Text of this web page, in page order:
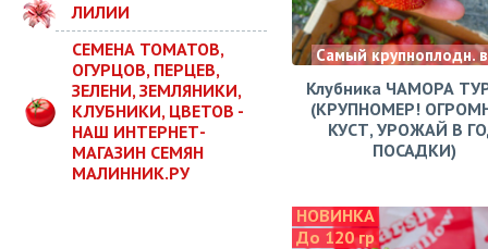
ЛИЛИИ
СЕМЕНА ТОМАТОВ,
ОГУРЦОВ, ПЕРЦЕВ,
ЗЕЛЕНИ, ЗЕМЛЯНИКИ,
КЛУБНИКИ, ЦВЕТОВ -
НАШ ИНТЕРНЕТ-
МАГАЗИН СЕМЯН
МАЛИННИК.РУ
Самый крупноплодн.
Клубника ЧАМОРА
(КРУПНОМЕР!
КУСТ, УРОЖАЙ В
ПОСАДКИ)
НОВИНКА
До 120 гр